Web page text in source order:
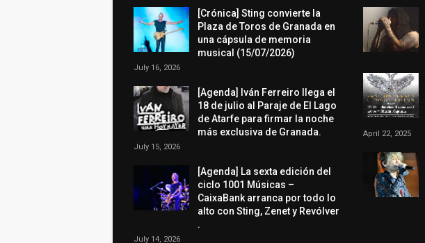
[Crónica] Sting convierte la
Plaza de Toros de Granada en
una cápsula de memoria
musical (15/07/2026)
July 16, 2026
[Agenda] Iván Ferreiro llega el
18 de julio al Paraje de El Lago
de Atarfe para firmar la noche
más exclusiva de Granada.
July 15, 2026
[Agenda] La sexta edición del
ciclo 1001 Músicas –
CaixaBank arranca por todo lo
alto con Sting, Zenet y Revólver
.
July 14, 2026
April 22, 2025